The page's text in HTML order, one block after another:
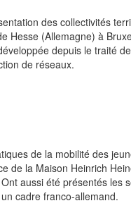
des collectivités
Hesse (Allemagne) à
depuis le traité
de réseaux.
de la mobilité des
de la Maison Heinrich
aussi été présentés les
cadre franco-allemand.